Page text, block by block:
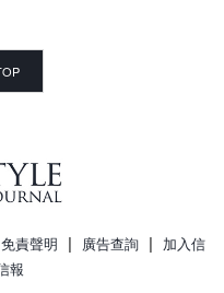
免責聲明 | 廣告查詢 | 加入信
報